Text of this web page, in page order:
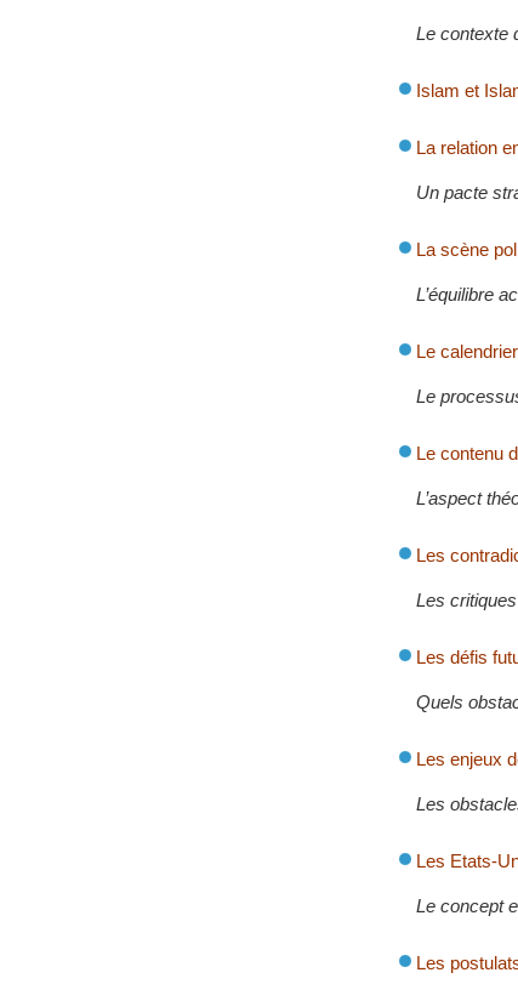
Le contexte
Islam et
La relation
Un pacte
La scène
L’équilibre
Le
Le
Le contenu
L’aspect
Les
Les
Les défis
Quels
Les enjeux
Les
Les Etats-
Le concept
Les